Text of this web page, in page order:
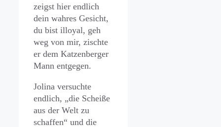
zeigst hier endlich
dein wahres Gesicht,
du bist illoyal, geh
weg von mir, zischte
er dem Katzenberger
Mann entgegen.
Jolina versuchte
endlich, „die Scheiße
aus der Welt zu
schaffen“ und die